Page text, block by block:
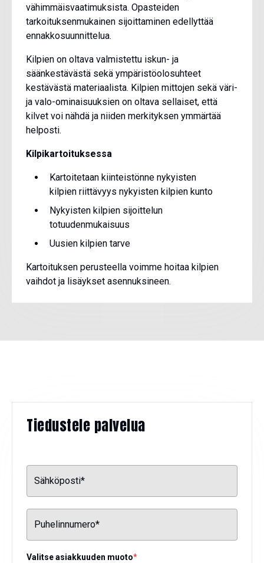
vähimmäisvaatimuksista. Opasteiden
tarkoituksenmukainen sijoittaminen edellyttää
ennakkosuunnittelua.
Kilpien on oltava valmistettu iskun- ja
säänkestävästä sekä ympäristöolosuhteet
kestävästä materiaalista. Kilpien mittojen sekä väri-
ja valo-ominaisuuksien on oltava sellaiset, että
kilvet voi nähdä ja niiden merkityksen ymmärtää
helposti.
Kilpikartoituksessa
Kartoitetaan kiinteistönne nykyisten
kilpien riittävyys nykyisten kilpien kunto
Nykyisten kilpien sijoittelun
totuudenmukaisuus
Uusien kilpien tarve
Kartoituksen perusteella voimme hoitaa kilpien
vaihdot ja lisäykset asennuksineen.
Tiedustele palvelua
Valitse asiakkuuden muoto*